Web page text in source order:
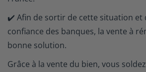
✔️ Afin de sortir de cette situation et
confiance des banques, la vente à
bonne solution.
Grâce à la vente du bien, vous